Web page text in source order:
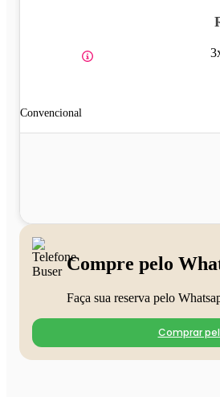
Convencional
Compre pelo
Faça sua reserva pelo
Comprar